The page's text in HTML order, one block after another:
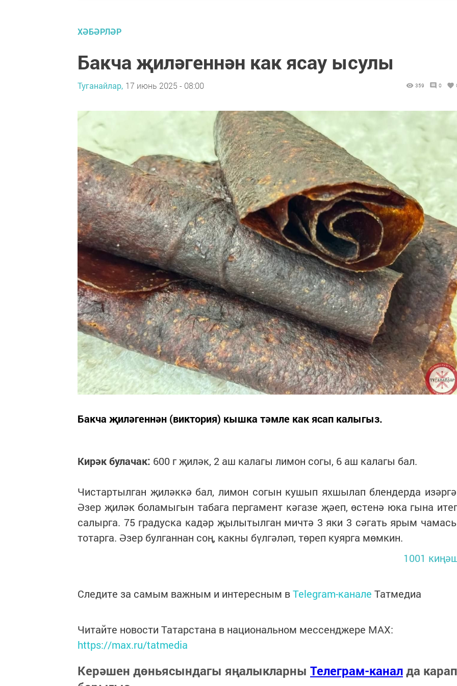
ХӘБӘРЛӘР
Бакча җиләгеннән как ясау ысулы
Туганайлар, 17 июнь 2025 - 08:00 359 0
Бакча җиләгеннән (виктория) кышка тәмле как ясап калыгыз.
Кирәк булачак: 600 г җиләк, 2 аш калагы лимон согы, 6 аш калагы бал.
Чистартылган җиләккә бал, лимон согын кушып яхшылап блендерда
Әзер җиләк боламыгын табага пергамент кәгазе җәеп, өстенә юка гына
салырга. 75 градуска кадәр җылытылган мичтә 3 яки 3 сәгать ярым
тотарга. Әзер булганнан соң, какны бүлгәләп, төреп куярга мөмкин.
1001
Следите за самым важным и интересным вTelegram-канале Татмедиа
Читайте новости Татарстана в национальном мессенджере MАХ:
https://max.ru/tatmedia
Керәшен дөньясындагы яңалыкларны Телеграм-каналда карап